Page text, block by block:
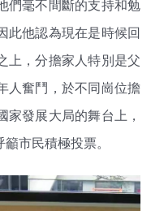
們毫不間斷的支持和勉
此他認為現在是時候回
上，分擔家人特別是父
人奮鬥，於不同崗位擔
發展大局的舞台上，
市民積極投票。